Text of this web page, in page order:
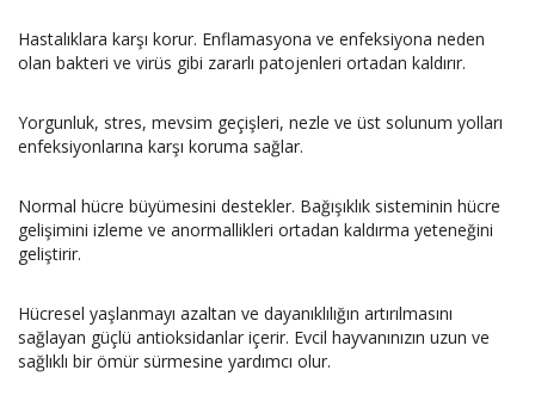
Hastalıklara karşı korur. Enflamasyona ve enfeksiyona neden
olan bakteri ve virüs gibi zararlı patojenleri ortadan kaldırır.
Yorgunluk, stres, mevsim geçişleri, nezle ve üst solunum yolları
enfeksiyonlarına karşı koruma sağlar.
Normal hücre büyümesini destekler. Bağışıklık sisteminin hücre
gelişimini izleme ve anormallikleri ortadan kaldırma yeteneğini
geliştirir.
Hücresel yaşlanmayı azaltan ve dayanıklılığın artırılmasını
sağlayan güçlü antioksidanlar içerir. Evcil hayvanınızın uzun ve
sağlıklı bir ömür sürmesine yardımcı olur.